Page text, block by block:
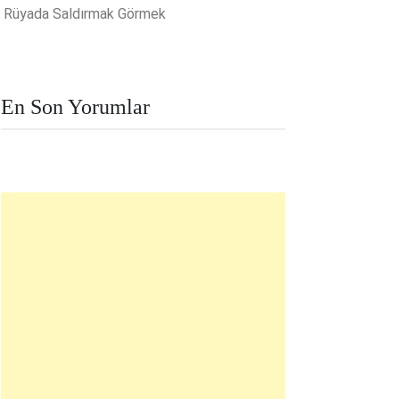
Rüyada Saldırmak Görmek
En Son Yorumlar